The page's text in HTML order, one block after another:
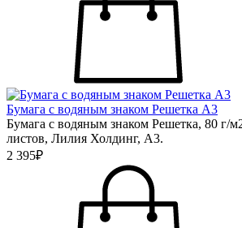
Бумага с водяным знаком Решетка А3
Бумага с водяным знаком Решетка, 80 г/
листов, Лилия Холдинг, А3.
2 395₽